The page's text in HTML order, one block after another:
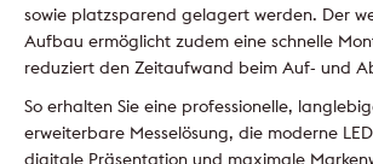
sowie platzsparend gelagert werden. Der
Aufbau ermöglicht zudem eine schnelle
reduziert den Zeitaufwand beim Auf- und
So erhalten Sie eine professionelle,
erweiterbare Messelösung, die moderne
digitale Präsentation und maximale